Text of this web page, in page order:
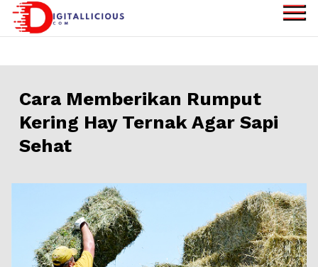
Skip
Information
Cara Memberikan Rumput
Kering Hay Ternak Agar Sapi
Sehat